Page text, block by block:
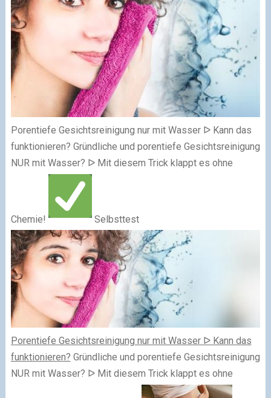
Porentiefe Gesichtsreinigung nur mit Wasser ᐅ Kann das
funktionieren? Gründliche und porentiefe Gesichtsreinigung
NUR mit Wasser? ᐅ Mit diesem Trick klappt es ohne
Chemie! Selbsttest
Porentiefe Gesichtsreinigung nur mit Wasser ᐅ Kann das
funktionieren? Gründliche und porentiefe Gesichtsreinigung
NUR mit Wasser? ᐅ Mit diesem Trick klappt es ohne